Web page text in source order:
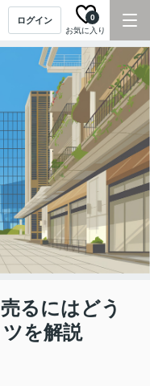
ログイン
お気に入り
0
るにはどう
を解説